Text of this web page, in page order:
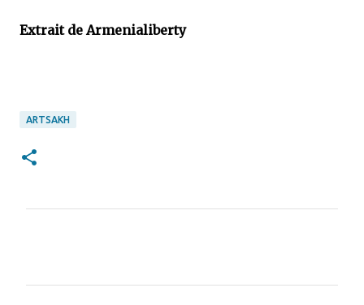
Extrait de Armenialiberty
ARTSAKH